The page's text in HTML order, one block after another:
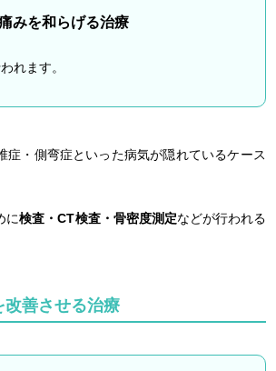
みを和らげる治療
れます。
症・側弯症といった病気が隠れているケース
に検査・CT検査・骨密度測定などが行われる
善させる治療